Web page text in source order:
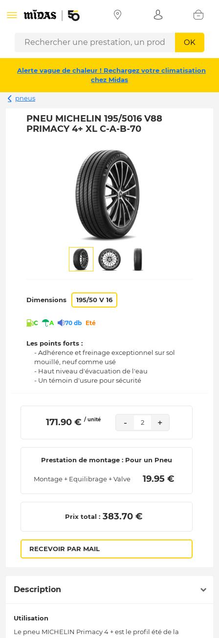
OK
Alerte vague de chaleur ! Rechargez votre climatisation
chez Midas
pneus
PNEU MICHELIN 195/5016 V88
PRIMACY 4+ XL C-A-B-70
Dimensions 195/50 V 16
C A 70 db Eté
Les points forts :
- Adhérence et freinage exceptionnel sur sol
mouillé, neuf comme usé
- Haut niveau d'évacuation de l'eau
- Un témoin d'usure pour sécurité
171.90 € / unité - 2 +
Prestation de montage : Pour un Pneu
Montage + Equilibrage + Valve 19.95 €
Prix total : 383.70 €
RECEVOIR PAR MAIL
Description
Utilisation
Le pneu MICHELIN Primacy 4 + est le profil été de la